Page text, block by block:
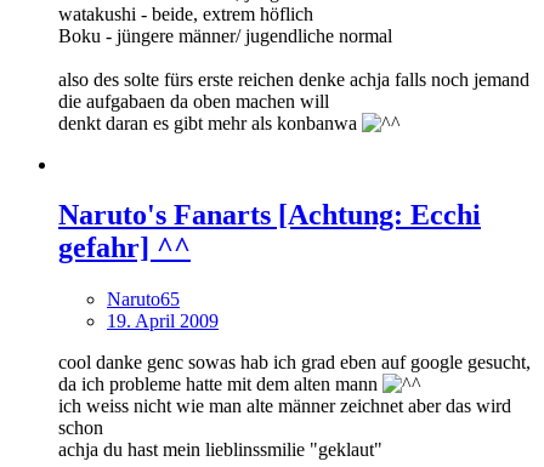
watakushi - beide, extrem höflich
Boku - jüngere männer/ jugendliche normal
also des solte fürs erste reichen denke achja falls noch jemand
die aufgabaen da oben machen will
denkt daran es gibt mehr als konbanwa
Naruto's Fanarts [Achtung: Ecchi
gefahr] ^^
Naruto65
19. April 2009
cool danke genc sowas hab ich grad eben auf google gesucht,
da ich probleme hatte mit dem alten mann
ich weiss nicht wie man alte männer zeichnet aber das wird
schon
achja du hast mein lieblinssmilie "geklaut"